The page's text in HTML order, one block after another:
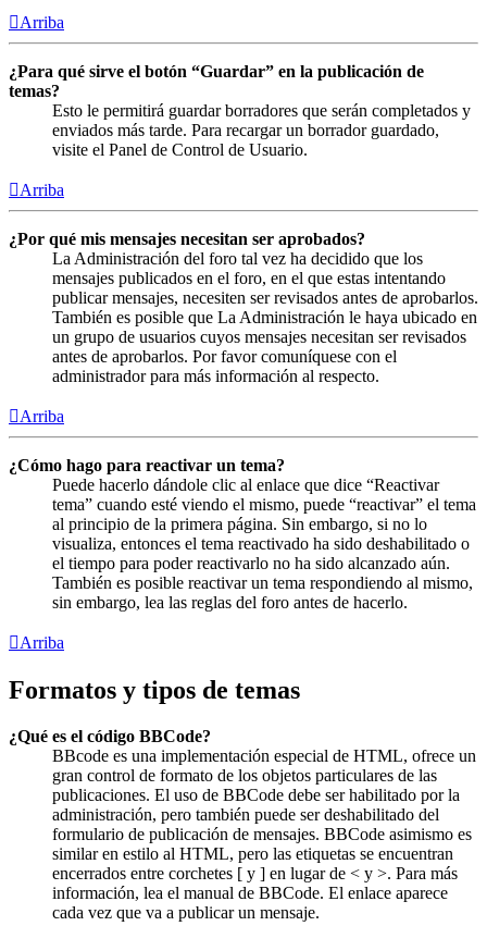
Arriba
¿Para qué sirve el botón “Guardar” en la publicación de
temas?
Esto le permitirá guardar borradores que serán completados y
enviados más tarde. Para recargar un borrador guardado,
visite el Panel de Control de Usuario.
Arriba
¿Por qué mis mensajes necesitan ser aprobados?
La Administración del foro tal vez ha decidido que los
mensajes publicados en el foro, en el que estas intentando
publicar mensajes, necesiten ser revisados antes de aprobarlos.
También es posible que La Administración le haya ubicado en
un grupo de usuarios cuyos mensajes necesitan ser revisados
antes de aprobarlos. Por favor comuníquese con el
administrador para más información al respecto.
Arriba
¿Cómo hago para reactivar un tema?
Puede hacerlo dándole clic al enlace que dice “Reactivar
tema” cuando esté viendo el mismo, puede “reactivar” el tema
al principio de la primera página. Sin embargo, si no lo
visualiza, entonces el tema reactivado ha sido deshabilitado o
el tiempo para poder reactivarlo no ha sido alcanzado aún.
También es posible reactivar un tema respondiendo al mismo,
sin embargo, lea las reglas del foro antes de hacerlo.
Arriba
Formatos y tipos de temas
¿Qué es el código BBCode?
BBcode es una implementación especial de HTML, ofrece un
gran control de formato de los objetos particulares de las
publicaciones. El uso de BBCode debe ser habilitado por la
administración, pero también puede ser deshabilitado del
formulario de publicación de mensajes. BBCode asimismo es
similar en estilo al HTML, pero las etiquetas se encuentran
encerrados entre corchetes [ y ] en lugar de < y >. Para más
información, lea el manual de BBCode. El enlace aparece
cada vez que va a publicar un mensaje.